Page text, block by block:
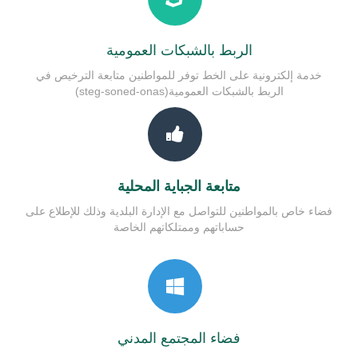
الربط بالشبكات العمومية
خدمة إلكترونية على الخط توفر للمواطنين متابعة الترخيص في
الربط بالشبكات العمومية(steg-soned-onas)
متابعة الجباية المحلية
فضاء خاص بالمواطنين للتواصل مع الإدارة البلدية وذلك للإطلاع على
حساباتهم وممتلكاتهم الخاصة
فضاء المجتمع المدني